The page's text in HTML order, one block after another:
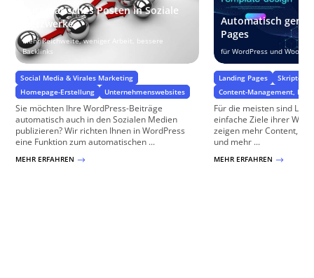
Automatisches Posten in Soziale
Netzwerke
Mehr Reichweite, weniger Arbeit, bessere
Backlinks
Social Media & Virales Marketing
Homepage-Erstellung
Unternehmenswebsites
Sie möchten Ihre WordPress-Beiträge
automatisch auch in den Sozialen Medien
publizieren? Wir richten Ihnen in WordPress
eine Funktion zum automatischen ...
MEHR ERFAHREN $
Automatisch
Pages
für WordPress und
Landing Pages
Skripte &
Content-Management,
Für die meisten sind
einfache Ziele ihrer
zeigen mehr Content,
und mehr ...
MEHR ERFAHREN $